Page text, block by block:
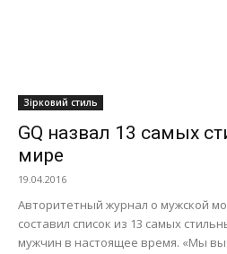
Зірковий стиль
GQ назвал 13 самых
мире
19.04.2016
Авторитетный журнал о мужской
составил список из 13 самых
мужчин в настоящее время. «Мы